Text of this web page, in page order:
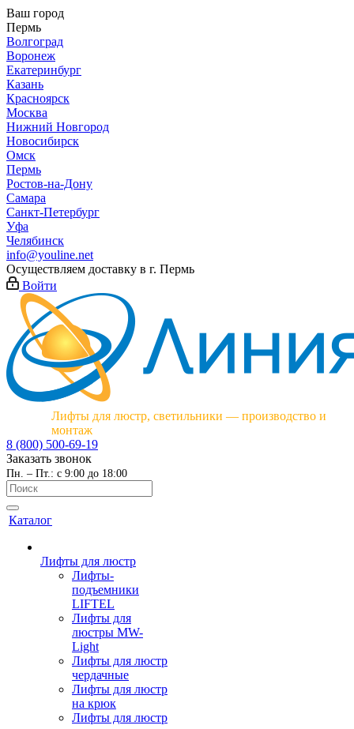
Ваш город
Пермь
Волгоград
Воронеж
Екатеринбург
Казань
Красноярск
Москва
Нижний Новгород
Новосибирск
Омск
Пермь
Ростов-на-Дону
Самара
Санкт-Петербург
Уфа
Челябинск
info@youline.net
Осуществляем доставку в г. Пермь
Войти
Лифты для люстр, светильники — производство и
монтаж
8 (800) 500-69-19
Заказать звонок
Пн. – Пт.: с 9:00 до 18:00
Каталог
Лифты для люстр
Лифты-
подъемники
LIFTEL
Лифты для
люстры MW-
Light
Лифты для люстр
чердачные
Лифты для люстр
на крюк
Лифты для люстр